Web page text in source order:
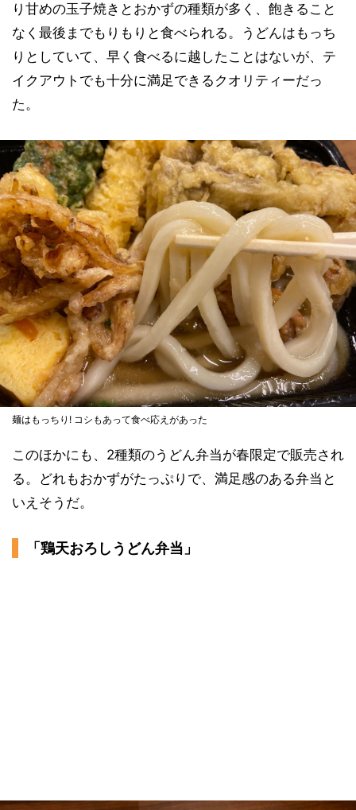
り甘めの玉子焼きとおかずの種類が多く、飽きること
なく最後までもりもりと食べられる。うどんはもっち
りとしていて、早く食べるに越したことはないが、テ
イクアウトでも十分に満足できるクオリティーだっ
た。
麺はもっちり! コシもあって食べ応えがあった
このほかにも、2種類のうどん弁当が春限定で販売され
る。どれもおかずがたっぷりで、満足感のある弁当と
いえそうだ。
「鶏天おろしうどん弁当」